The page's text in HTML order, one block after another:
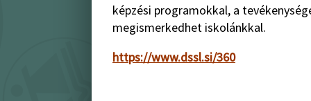
képzési programokkal, a
megismerkedhet iskolánkkal.
https://www.dssl.si/360